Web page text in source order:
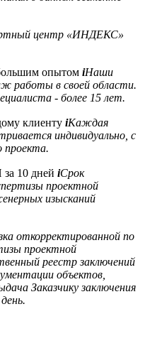
центр «ИНДЕКС»
опытом iНаши
работы в своей области.
- более 15 лет.
клиенту iКаждая
индивидуально, с
проекта.
10 дней iСрок
проектной
изысканий
откорректированной по
проектной
реестр заключений
объектов,
Заказчику заключения